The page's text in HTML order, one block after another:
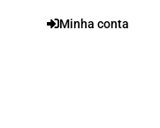
Minha conta